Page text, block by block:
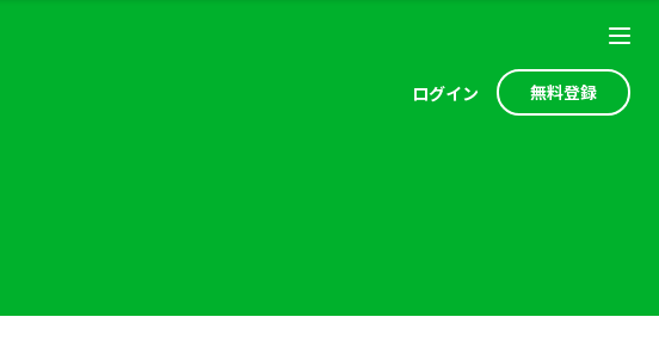
ログイン 無料登録